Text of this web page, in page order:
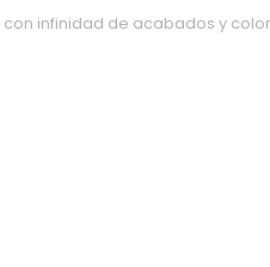
con infinidad de acabados y